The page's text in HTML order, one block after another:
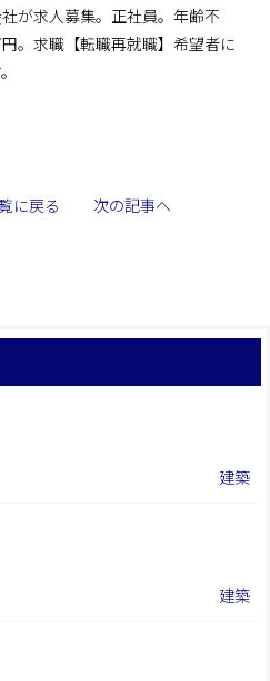
が求人募集。正社員。年齢不
。求職【転職再就職】希望者に
に戻る 次の記事へ
建築
建築